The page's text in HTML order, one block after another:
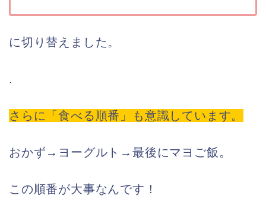
に切り替えました。
.
さらに「食べる順番」も意識しています。
おかず→ヨーグルト→最後にマヨご飯。
この順番が大事なんです！